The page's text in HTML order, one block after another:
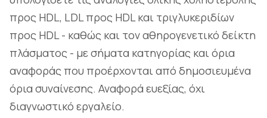
προς HDL, LDL προς HDL και τριγλυκεριδίων
προς HDL - καθώς και τον αθηρογενετικό δείκτη
πλάσματος - με σήματα κατηγορίας και όρια
αναφοράς που προέρχονται από δημοσιευμένα
όρια συναίνεσης. Αναφορά ευεξίας, όχι
διαγνωστικό εργαλείο.